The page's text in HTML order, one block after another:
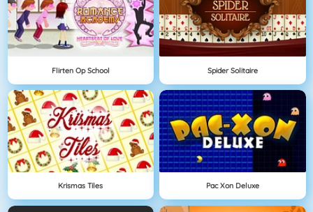
Flirten Op School Spider Solitaire
Krismas Tiles Pac Xon Deluxe